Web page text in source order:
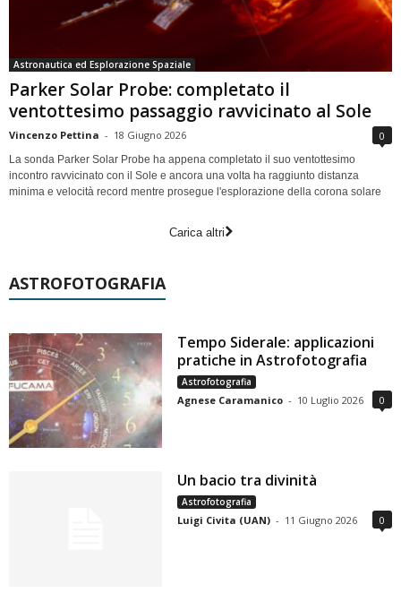
Astronautica ed Esplorazione Spaziale
Parker Solar Probe: completato il
ventottesimo passaggio ravvicinato al Sole
Vincenzo Pettina - 18 Giugno 2026 0
La sonda Parker Solar Probe ha appena completato il suo ventottesimo
incontro ravvicinato con il Sole e ancora una volta ha raggiunto distanza
minima e velocità record mentre prosegue l'esplorazione della corona solare
Carica altri
ASTROFOTOGRAFIA
Tempo Siderale: applicazioni
pratiche in Astrofotografia
Astrofotografia
Agnese Caramanico - 10 Luglio 2026 0
Un bacio tra divinità
Astrofotografia
Luigi Civita (UAN) - 11 Giugno 2026 0